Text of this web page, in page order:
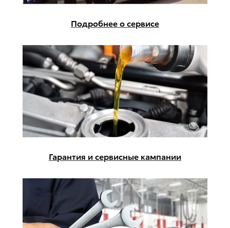
Подробнее о сервисе
Гарантия и сервисные кампании